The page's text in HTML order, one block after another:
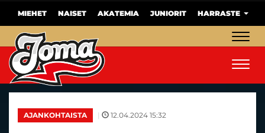
MIEHET NAISET AKATEMIA JUNIORIT HARRASTE
AJANKOHTAISTA | 12.04.2024 15:32